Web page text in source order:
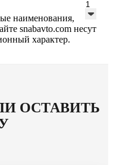
наименования,
snabavto.com несут
характер.
ОСТАВИТЬ